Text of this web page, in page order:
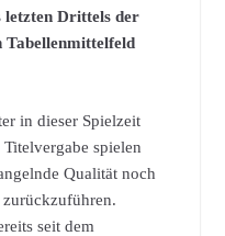
letzten Drittels der
Tabellenmittelfeld
in dieser Spielzeit
spielen
Qualität noch
seit dem